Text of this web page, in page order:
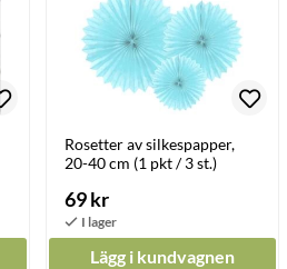
Rosetter av silkespapper,
20-40 cm (1 pkt / 3 st.)
69 kr
Lägg i kundvagnen